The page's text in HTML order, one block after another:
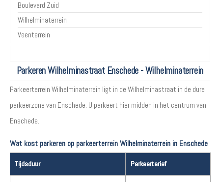
Boulevard Zuid
Wilhelminaterrein
Veenterrein
Parkeren Wilhelminastraat Enschede - Wilhelminaterrein
Parkeerterrein Wilhelminaterrein ligt in de Wilhelminastraat in de dure
parkeerzone van Enschede. U parkeert hier midden in het centrum van
Enschede.
Wat kost parkeren op parkeerterrein Wilhelminaterrein in Enschede
Tijdsduur Parkeertarief